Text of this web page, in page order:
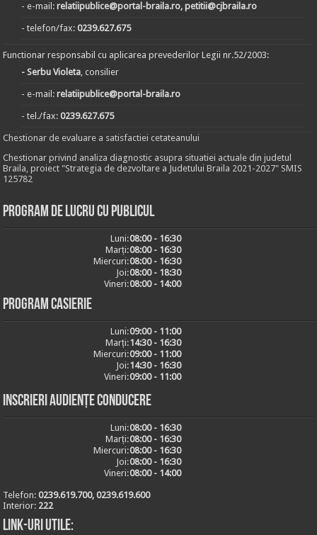
- e-mail:relatiipublice@portal-braila.ro, petitii@cjbraila.ro
- telefon/fax:0239.627.675
Functionar responsabil cu aplicarea prevederilor Legii nr.52/2003:
- Serbu Violeta, consilier
- e-mail:relatiipublice@portal-braila.ro
- tel./fax:0239.627.675
Chestionar de evaluare a satisfactiei cetateanului
Chestionar privind analiza diagnostic asupra situatiei actuale din judetul
Braila, proiect "Strategia de dezvoltare a Judetului Braila 2021-2027" SMIS
125782
Program de lucru cu publicul
Luni:08:00 - 16:30
Marți:08:00 - 16:30
Miercuri:08:00 - 16:30
Joi:08:00 - 18:30
Vineri:08:00 - 14:00
Program casierie
Luni:09:00 - 11:00
Marți:14:30 - 16:30
Miercuri:09:00 - 11:00
Joi:14:30 - 16:30
Vineri:09:00 - 11:00
Inscrieri audiențe conducere
Luni:08:00 - 16:30
Marți:08:00 - 16:30
Miercuri:08:00 - 16:30
Joi:08:00 - 16:30
Vineri:08:00 - 14:00
Telefon:0239.619.700, 0239.619.600
Interior: 222
Link-uri utile: